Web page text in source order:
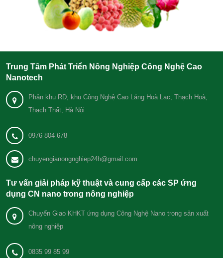
Trung Tâm Phát Triển Nông Nghiệp Công Nghệ Cao
Nanotech
Phân khu RD, khu Công Nghệ Cao Láng Hoà Lạc, Thạch Hoà,
Thạch Thất, Hà Nội
0976 804 678
chuyengianongnghiep24h@gmail.com
Tư vấn giải pháp kỹ thuật và cung cấp các SP ứng
dụng CN nano trong nông nghiệp
Chuyển Giao KHKT ứng dụng Công Nghệ Nano trong sản xuất
nông nghiệp
0835 99 85 99